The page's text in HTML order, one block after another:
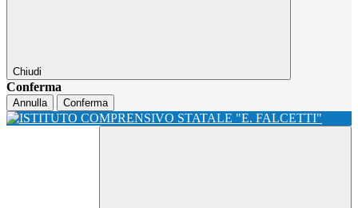
Chiudi
Conferma
Annulla Conferma